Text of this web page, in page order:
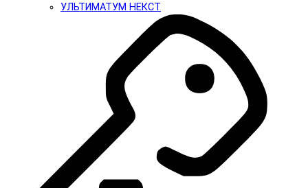
УЛЬТИМАТУМ НЕКСТ